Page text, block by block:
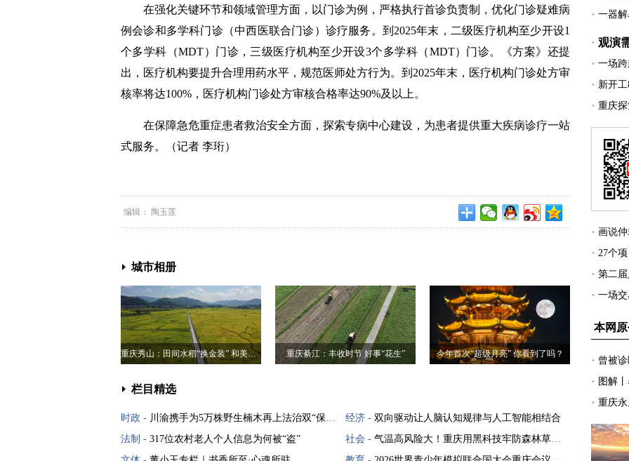
在强化关键环节和领域管理方面，以门诊为例，严格执行首诊负责制，优化门诊疑难病
例会诊和多学科门诊（中西医联合门诊）诊疗服务。到2025年末，二级医疗机构至少开设1
个多学科（MDT）门诊，三级医疗机构至少开设3个多学科（MDT）门诊。《方案》还提
出，医疗机构要提升合理用药水平，规范医师处方行为。到2025年末，医疗机构门诊处方审
核率将达100%，医疗机构门诊处方审核合格率达90%及以上。
在保障急危重症患者救治安全方面，探索专病中心建设，为患者提供重大疾病诊疗一站
式服务。（记者 李珩）
编辑： 陶玉莲